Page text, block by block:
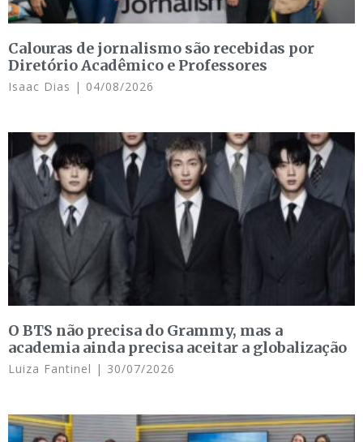
Calouras de jornalismo são recebidas por
Diretório Acadêmico e Professores
Isaac Dias 04/08/2026
O BTS não precisa do Grammy, mas a
academia ainda precisa aceitar a globalização
Luiza Fantinel 30/07/2026